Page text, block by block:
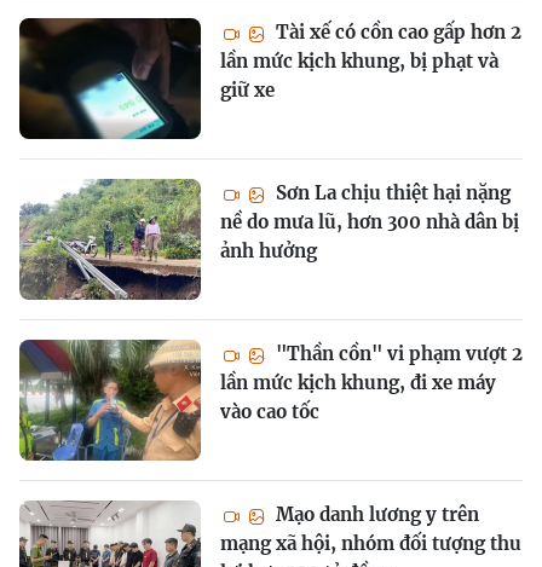
Tài xế có cồn cao gấp hơn 2
lần mức kịch khung, bị phạt và
giữ xe
Sơn La chịu thiệt hại nặng
nề do mưa lũ, hơn 300 nhà dân bị
ảnh hưởng
"Thần cồn" vi phạm vượt 2
lần mức kịch khung, đi xe máy
vào cao tốc
Mạo danh lương y trên
mạng xã hội, nhóm đối tượng thu